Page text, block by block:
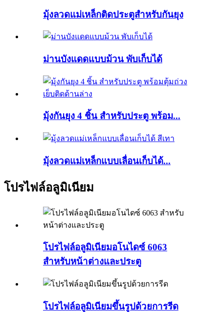
มุ้งลวดแม่เหล็กติดประตูสำหรับกันยุง
ม่านบังแดดแบบม้วน พับเก็บได้
มุ้งกันยุง 4 ชิ้น สำหรับประตู พร้อม...
มุ้งลวดแม่เหล็กแบบเลื่อนเก็บได้...
โปรไฟล์อลูมิเนียม
โปรไฟล์อลูมิเนียมอโนไดซ์ 6063
สำหรับหน้าต่างและประตู
โปรไฟล์อลูมิเนียมขึ้นรูปด้วยการรีด